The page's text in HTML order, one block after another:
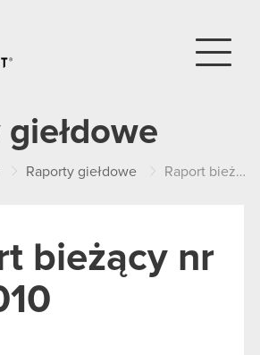
giełdowe
Raporty giełdowe Raport bieżący nr 24/2010
bieżący nr